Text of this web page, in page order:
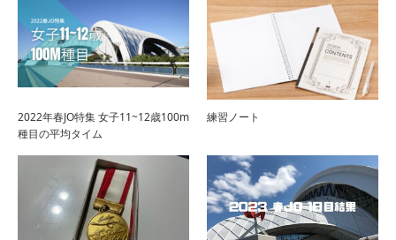
2022年春JO特集 女子11~12歳100m
種目の平均タイム
練習ノート